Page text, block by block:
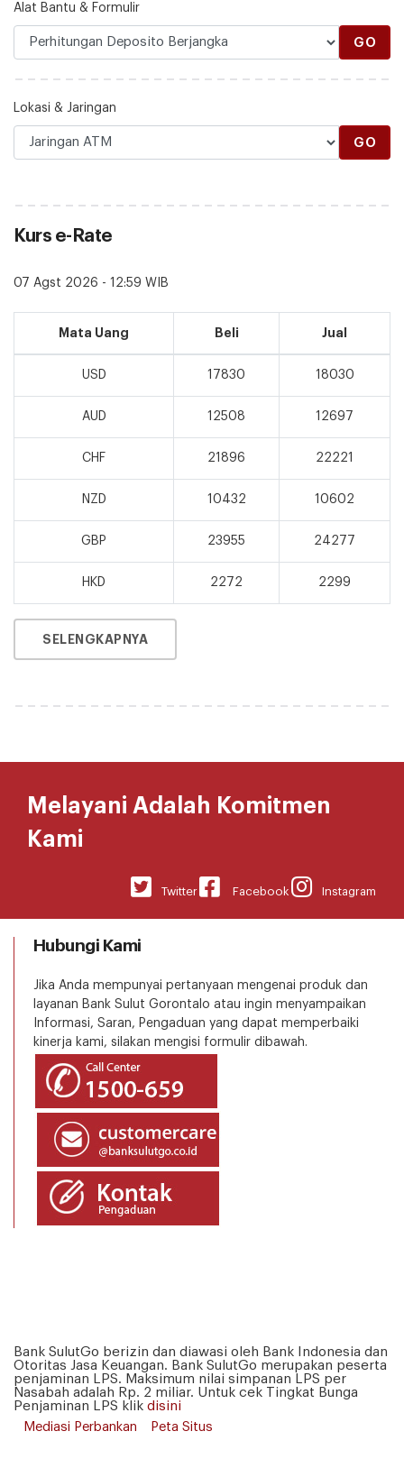
Alat Bantu & Formulir
GO
Lokasi & Jaringan
GO
Kurs e-Rate
07 Agst 2026 - 12:59 WIB
Mata Uang Beli Jual
USD 17830 18030
AUD 12508 12697
CHF 21896 22221
NZD 10432 10602
GBP 23955 24277
HKD 2272 2299
SELENGKAPNYA
Melayani Adalah Komitmen
Kami
Instagram
Facebook
Twitter
Hubungi Kami
Jika Anda mempunyai pertanyaan mengenai produk dan
layanan Bank Sulut Gorontalo atau ingin menyampaikan
Informasi, Saran, Pengaduan yang dapat memperbaiki
kinerja kami, silakan mengisi formulir dibawah.
Bank SulutGo berizin dan diawasi oleh Bank Indonesia dan
Otoritas Jasa Keuangan. Bank SulutGo merupakan peserta
penjaminan LPS. Maksimum nilai simpanan LPS per
Nasabah adalah Rp. 2 miliar. Untuk cek Tingkat Bunga
Penjaminan LPS klik disini
Mediasi Perbankan
Peta Situs